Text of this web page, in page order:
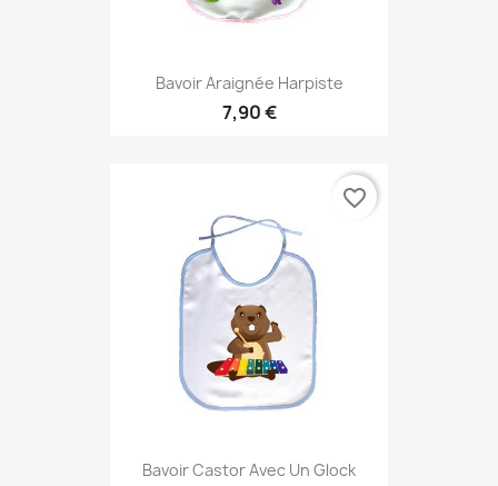
Bavoir Araignée Harpiste
7,90 €
Bavoir Castor Avec Un Glock
favorite_border